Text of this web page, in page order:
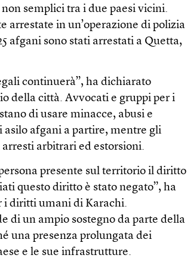
semplici tra i due paesi vicini.
arrestate in un’operazione di polizia
afgani sono stati arrestati a Quetta,
continuerà”, ha dichiarato
della città. Avvocati e gruppi per i
di usare minacce, abusi e
afgani a partire, mentre gli
arbitrari ed estorsioni.
presente sul territorio il diritto
questo diritto è stato negato”, ha
i diritti umani di Karachi.
di un ampio sostegno da parte della
una presenza prolungata dei
e le sue infrastrutture.